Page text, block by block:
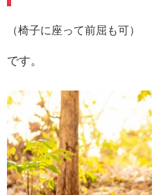
（椅子に座って前屈も可）
です。